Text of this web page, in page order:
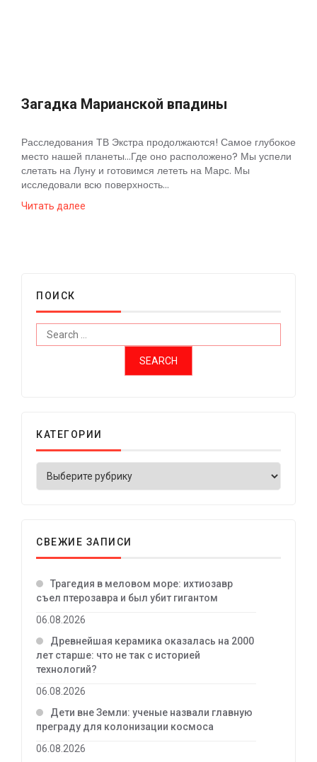
Загадка Марианской впадины
Расследования ТВ Экстра продолжаются! Самое глубокое
место нашей планеты...Где оно расположено? Мы успели
слетать на Луну и готовимся лететь на Марс. Мы
исследовали всю поверхность...
Читать далее
ПОИСК
КАТЕГОРИИ
СВЕЖИЕ ЗАПИСИ
Трагедия в меловом море: ихтиозавр
съел птерозавра и был убит гигантом
06.08.2026
Древнейшая керамика оказалась на 2000
лет старше: что не так с историей
технологий?
06.08.2026
Дети вне Земли: ученые назвали главную
преграду для колонизации космоса
06.08.2026